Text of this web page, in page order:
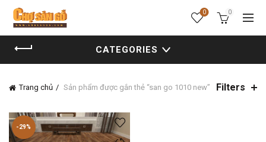
0 0
CATEGORIES
Trang chủ Sản phẩm được gắn thẻ “san go 1010 new” Filters
-29%